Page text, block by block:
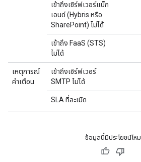
เข้าถึงเซิร์ฟเวอร์แบ็ก
เอนด์ (Hybris หรือ
SharePoint) ไม่ได้
เข้าถึง FaaS (STS)
ไม่ได้
เหตุการณ์
คำเตือน
เข้าถึงเซิร์ฟเวอร์
SMTP ไม่ได้
SLA ที่ละเมิด
ข้อมูลนี้มีประโยชน์ไหม